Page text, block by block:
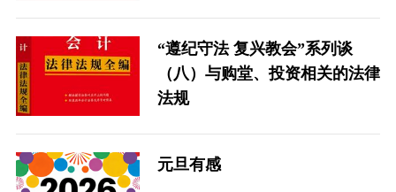
“遵纪守法 复兴教会”系列谈
（八）与购堂、投资相关的法律
法规
元旦有感